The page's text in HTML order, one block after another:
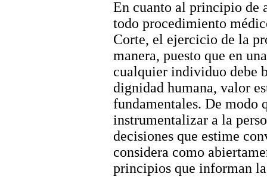
En cuanto al principio de
todo procedimiento
Corte, el ejercicio de la
manera, puesto que en
cualquier individuo debe
dignidad humana, valor
fundamentales. De modo
instrumentalizar a la
decisiones que estime
considera como
principios que informan